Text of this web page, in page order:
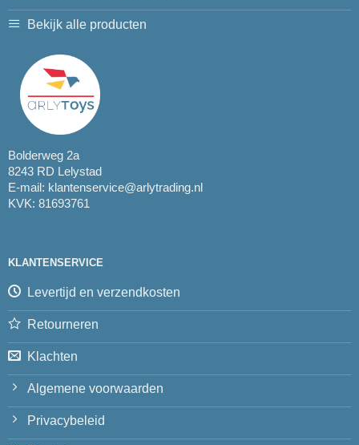
Bekijk alle producten
Bolderweg 2a
8243 RD Lelystad
E-mail: klantenservice@arlytrading.nl
KVK: 81693761
KLANTENSERVICE
Levertijd en verzendkosten
Retourneren
Klachten
Algemene voorwaarden
Privacybeleid